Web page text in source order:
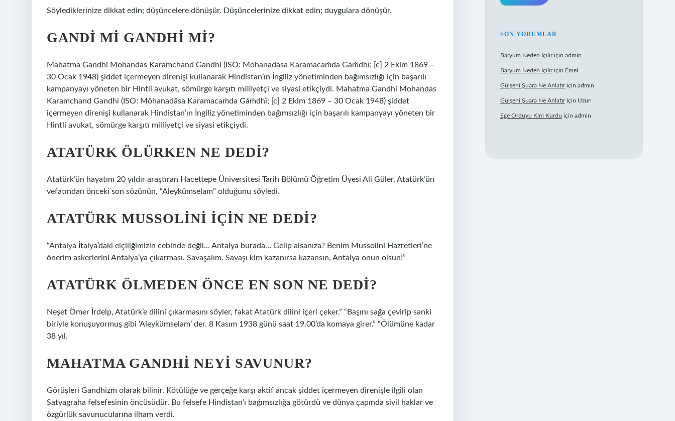
Söylediklerinize dikkat edin; düşüncelere dönüşür. Düşüncelerinize dikkat edin; duygulara dönüşür.
GANDI MI GANDHI MI?
Mahatma Gandhi Mohandas Karamchand Gandhi (ISO: Mōhanadāsa Karamacaṁda Gāṁdhī; [c] 2 Ekim 1869 –
30 Ocak 1948) şiddet içermeyen direnişi kullanarak Hindistan’ın İngiliz yönetiminden bağımsızlığı için başarılı
kampanyayı yöneten bir Hintli avukat, sömürge karşıtı milliyetçi ve siyasi etikçiydi. Mahatma Gandhi Mohandas
Karamchand Gandhi (ISO: Mōhanadāsa Karamacaṁda Gāṁdhī; [c] 2 Ekim 1869 – 30 Ocak 1948) şiddet
içermeyen direnişi kullanarak Hindistan’ın İngiliz yönetiminden bağımsızlığı için başarılı kampanyayı yöneten bir
Hintli avukat, sömürge karşıtı milliyetçi ve siyasi etikçiydi.
ATATÜRK ÖLÜRKEN NE DEDI?
Atatürk’ün hayatını 20 yıldır araştıran Hacettepe Üniversitesi Tarih Bölümü Öğretim Üyesi Ali Güler, Atatürk’ün
vefatından önceki son sözünün, “Aleykümselam” olduğunu söyledi.
ATATÜRK MUSSOLINI IÇIN NE DEDI?
“Antalya İtalya’daki elçiliğimizin cebinde değil… Antalya burada… Gelip alsanıza? Benim Mussolini Hazretleri’ne
önerim askerlerini Antalya’ya çıkarması. Savaşalım. Savaşı kim kazanırsa kazansın, Antalya onun olsun!”
ATATÜRK ÖLMEDEN ÖNCE EN SON NE DEDI?
Neşet Ömer İrdelp, Atatürk’e dilini çıkarmasını söyler, fakat Atatürk dilini içeri çeker.” “Başını sağa çevirip sanki
biriyle konuşuyormuş gibi ‘Aleykümselam’ der. 8 Kasım 1938 günü saat 19.00’da komaya girer.” “Ölümüne kadar
38 yıl.
MAHATMA GANDHI NEYI SAVUNUR?
Görüşleri Gandhizm olarak bilinir. Kötülüğe ve gerçeğe karşı aktif ancak şiddet içermeyen direnişle ilgili olan
Satyagraha felsefesinin öncüsüdür. Bu felsefe Hindistan’ı bağımsızlığa götürdü ve dünya çapında sivil haklar ve
özgürlük savunucularına ilham verdi.
SON YORUMLAR
Baryum Neden Içiliriçin admin
Baryum Neden Içiliriçin Emel
Gülşeni Şuara Ne Anlatıriçin admin
Gülşeni Şuara Ne Anlatıriçin Uzun
Ege Orduyu Kim Kurdu için admin